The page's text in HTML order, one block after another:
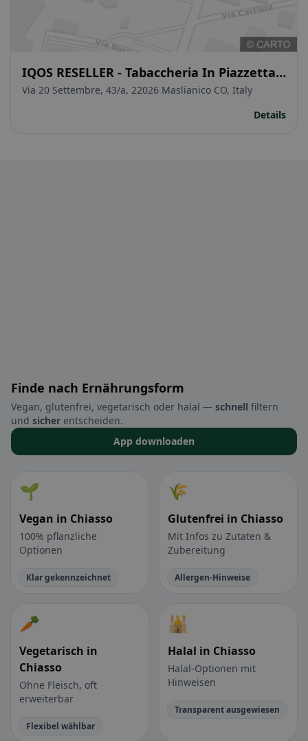
IQOS RESELLER - Tabaccheria In Piazzetta,
Maslianico
Via 20 Settembre, 43/a, 22026 Maslianico CO, Italy
Details
Finde nach Ernährungsform
Vegan, glutenfrei, vegetarisch oder halal — schnell filtern
und sicher entscheiden.
App downloaden
🌱
Vegan in Chiasso
100% pflanzliche
Optionen
Klar gekennzeichnet
🌾
Glutenfrei in Chiasso
Mit Infos zu Zutaten &
Zubereitung
Allergen-Hinweise
🥕
Vegetarisch in
Chiasso
Ohne Fleisch, oft
erweiterbar
Flexibel wählbar
🕌
Halal in Chiasso
Halal-Optionen mit
Hinweisen
Transparent ausgewiesen